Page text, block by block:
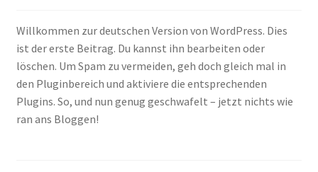
Mein Konto
Shop
Shop
Willkommen zur deutschen Version von WordPress. Dies
ist der erste Beitrag. Du kannst ihn bearbeiten oder
löschen. Um Spam zu vermeiden, geh doch gleich mal in
den Pluginbereich und aktiviere die entsprechenden
Plugins. So, und nun genug geschwafelt – jetzt nichts wie
ran ans Bloggen!